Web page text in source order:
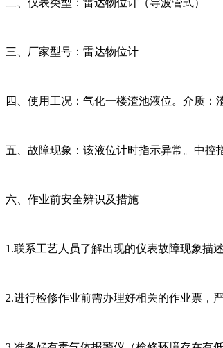
二、仪表类型：雷达物位计（导波管式）
三、厂家型号： 雷达物位计
四、使用工况：气化一楼渣池液位。介质：
五、故障现象：该液位计时指示异常。中控
六、作业前安全辨识及措施
1.联系工艺人员了解出现的仪表故障现象描
2.进行检修作业前需办理好相关的作业票，